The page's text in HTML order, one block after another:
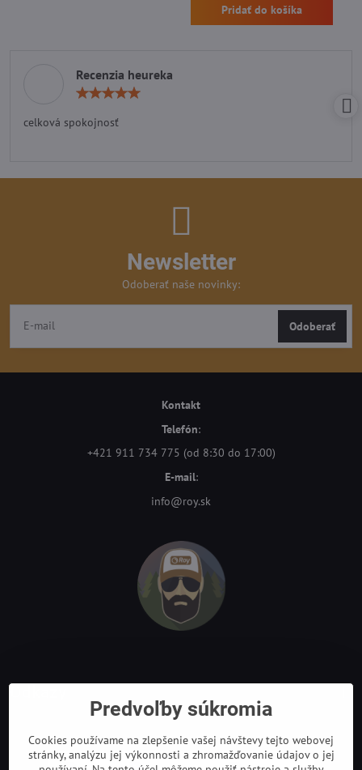
Pridať do košíka
Recenzia heureka
celková spokojnosť
Newsletter
Odoberať naše novinky:
Odoberať
Kontakt
Telefón:
+421 911 734 775 (od 8:30 do 17:00)
E-mail:
info@roy.sk
Predvoľby súkromia
Cookies používame na zlepšenie vašej návštevy tejto webovej
stránky, analýzu jej výkonnosti a zhromažďovanie údajov o jej